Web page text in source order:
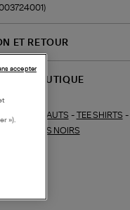
ET RETOUR
BOUTIQUE
: HAUTS - TEE SHIRTS -
TEE-SHIRTS NOIRS
»).
accepter